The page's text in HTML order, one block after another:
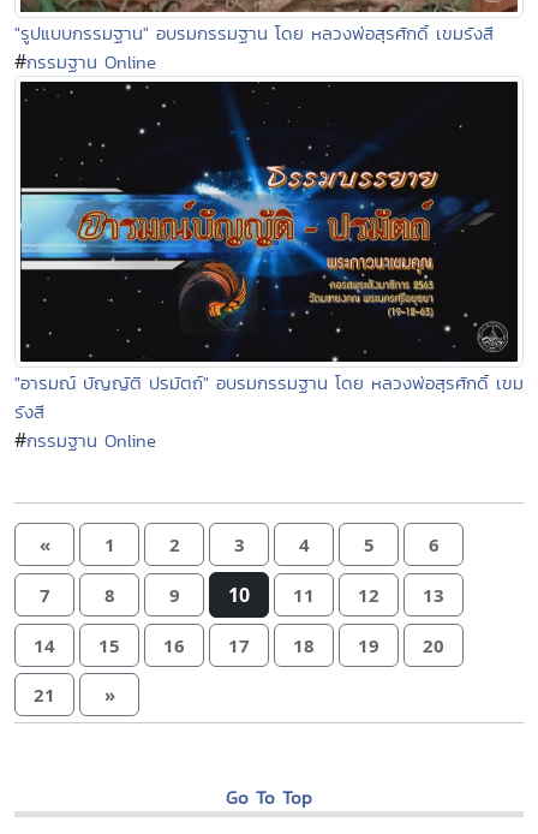
"รูปแบบกรรมฐาน" อบรมกรรมฐาน โดย หลวงพ่อสุรศักดิ์ เขมรังสี
#กรรมฐาน Online
"อารมณ์ บัญญัติ ปรมัตถ์" อบรมกรรมฐาน โดย หลวงพ่อสุรศักดิ์ เขม
รังสี
#กรรมฐาน Online
« 1 2 3 4 5 6
7 8 9 10 11 12 13
14 15 16 17 18 19 20
21 »
Go To Top